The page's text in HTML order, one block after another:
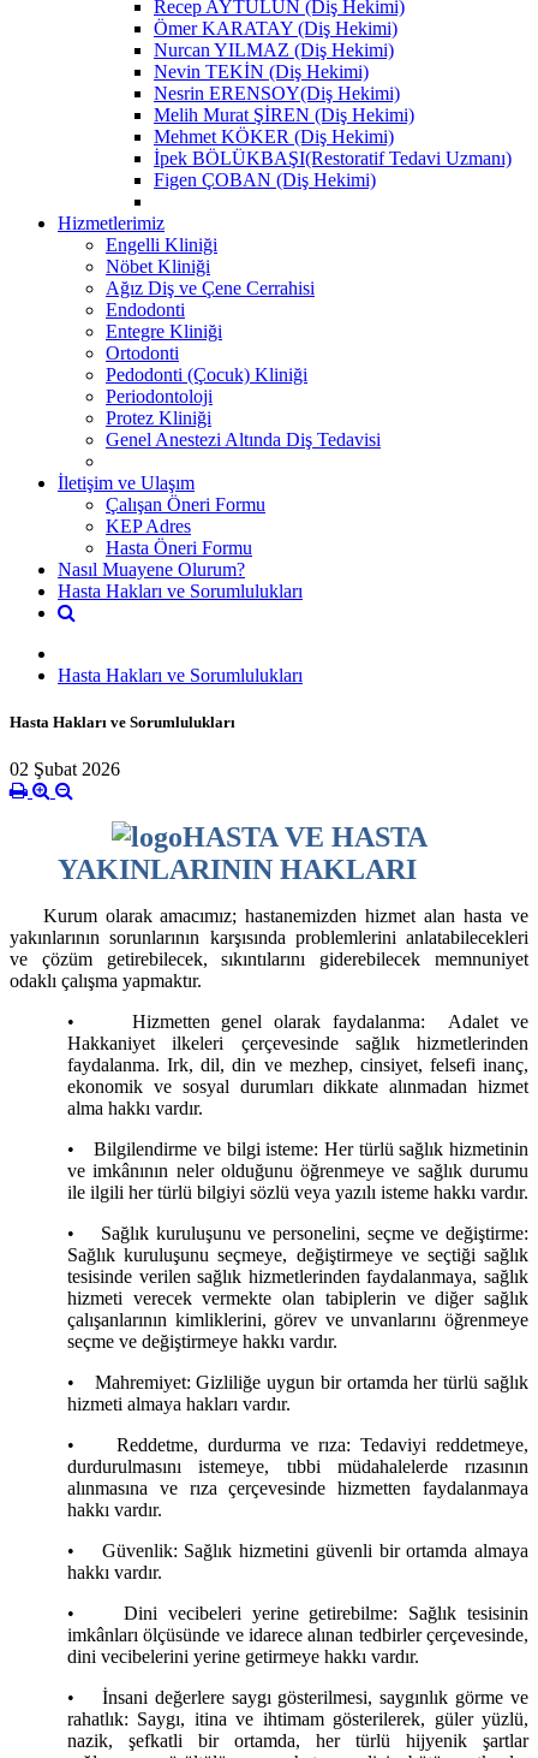
Recep AYTULUN (Diş Hekimi)
Ömer KARATAY (Diş Hekimi)
Nurcan YILMAZ (Diş Hekimi)
Nevin TEKİN (Diş Hekimi)
Nesrin ERENSOY(Diş Hekimi)
Melih Murat ŞİREN (Diş Hekimi)
Mehmet KÖKER (Diş Hekimi)
İpek BÖLÜKBAŞI(Restoratif Tedavi Uzmanı)
Figen ÇOBAN (Diş Hekimi)
Hizmetlerimiz
Engelli Kliniği
Nöbet Kliniği
Ağız Diş ve Çene Cerrahisi
Endodonti
Entegre Kliniği
Ortodonti
Pedodonti (Çocuk) Kliniği
Periodontoloji
Protez Kliniği
Genel Anestezi Altında Diş Tedavisi
İletişim ve Ulaşım
Çalışan Öneri Formu
KEP Adres
Hasta Öneri Formu
Nasıl Muayene Olurum?
Hasta Hakları ve Sorumlulukları
Hasta Hakları ve Sorumlulukları
Hasta Hakları ve Sorumlulukları
02 Şubat 2026
HASTA VE HASTA
YAKINLARININ HAKLARI
Kurum olarak amacımız; hastanemizden hizmet alan hasta ve
yakınlarının sorunlarının karşısında problemlerini anlatabilecekleri
ve çözüm getirebilecek, sıkıntılarını giderebilecek memnuniyet
odaklı çalışma yapmaktır.
•
Hizmetten genel olarak faydalanma: Adalet ve
Hakkaniyet ilkeleri çerçevesinde sağlık hizmetlerinden
faydalanma. Irk, dil, din ve mezhep, cinsiyet, felsefi inanç,
ekonomik ve sosyal durumları dikkate alınmadan hizmet
alma hakkı vardır.
•
Bilgilendirme ve bilgi isteme: Her türlü sağlık hizmetinin
ve imkânının neler olduğunu öğrenmeye ve sağlık durumu
ile ilgili her türlü bilgiyi sözlü veya yazılı isteme hakkı vardır.
•
Sağlık kuruluşunu ve personelini, seçme ve değiştirme:
Sağlık kuruluşunu seçmeye, değiştirmeye ve seçtiği sağlık
tesisinde verilen sağlık hizmetlerinden faydalanmaya, sağlık
hizmeti verecek vermekte olan tabiplerin ve diğer sağlık
çalışanlarının kimliklerini, görev ve unvanlarını öğrenmeye
seçme ve değiştirmeye hakkı vardır.
•
Mahremiyet: Gizliliğe uygun bir ortamda her türlü sağlık
hizmeti almaya hakları vardır.
•
Reddetme, durdurma ve rıza: Tedaviyi reddetmeye,
durdurulmasını istemeye, tıbbi müdahalelerde rızasının
alınmasına ve rıza çerçevesinde hizmetten faydalanmaya
hakkı vardır.
•
Güvenlik: Sağlık hizmetini güvenli bir ortamda almaya
hakkı vardır.
•
Dini vecibeleri yerine getirebilme: Sağlık tesisinin
imkânları ölçüsünde ve idarece alınan tedbirler çerçevesinde,
dini vecibelerini yerine getirmeye hakkı vardır.
•
İnsani değerlere saygı gösterilmesi, saygınlık görme ve
rahatlık: Saygı, itina ve ihtimam gösterilerek, güler yüzlü,
nazik, şefkatli bir ortamda, her türlü hijyenik şartlar